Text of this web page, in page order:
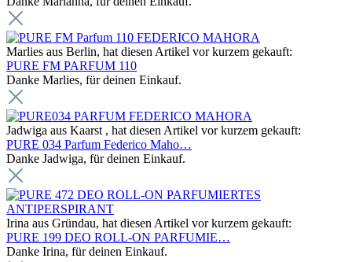
Marlies aus Berlin, hat diesen Artikel vor kurzem gekauft:
PURE FM PARFUM 110
Danke Marlies, für deinen Einkauf.
Jadwiga aus Kaarst , hat diesen Artikel vor kurzem gekauft:
PURE 034 Parfum Federico Maho…
Danke Jadwiga, für deinen Einkauf.
Irina aus Gründau, hat diesen Artikel vor kurzem gekauft:
PURE 199 DEO ROLL-ON PARFUMIE…
Danke Irina, für deinen Einkauf.